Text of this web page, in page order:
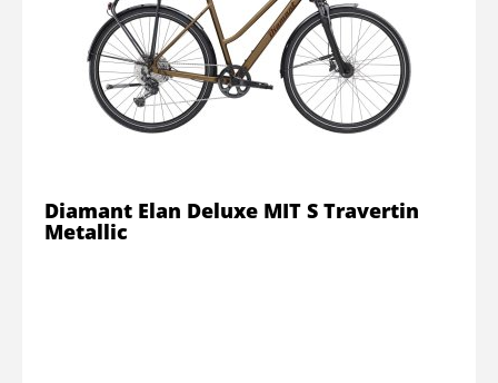
Diamant Elan Deluxe MIT S Travertin
Metallic